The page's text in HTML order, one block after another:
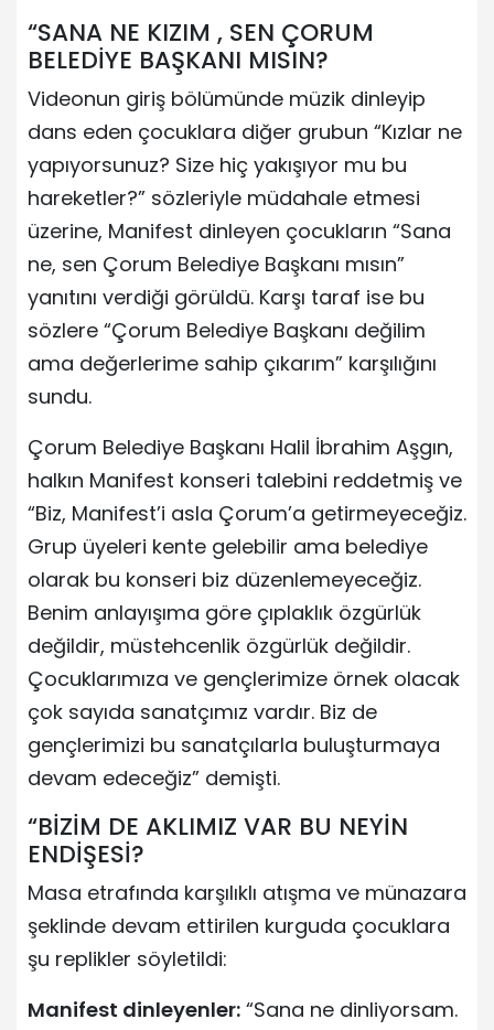
“SANA NE KIZIM , SEN ÇORUM
BELEDİYE BAŞKANI MISIN?
Videonun giriş bölümünde müzik dinleyip
dans eden çocuklara diğer grubun “Kızlar ne
yapıyorsunuz? Size hiç yakışıyor mu bu
hareketler?” sözleriyle müdahale etmesi
üzerine, Manifest dinleyen çocukların “Sana
ne, sen Çorum Belediye Başkanı mısın”
yanıtını verdiği görüldü. Karşı taraf ise bu
sözlere “Çorum Belediye Başkanı değilim
ama değerlerime sahip çıkarım” karşılığını
sundu.
Çorum Belediye Başkanı Halil İbrahim Aşgın,
halkın Manifest konseri talebini reddetmiş ve
“Biz, Manifest’i asla Çorum’a getirmeyeceğiz.
Grup üyeleri kente gelebilir ama belediye
olarak bu konseri biz düzenlemeyeceğiz.
Benim anlayışıma göre çıplaklık özgürlük
değildir, müstehcenlik özgürlük değildir.
Çocuklarımıza ve gençlerimize örnek olacak
çok sayıda sanatçımız vardır. Biz de
gençlerimizi bu sanatçılarla buluşturmaya
devam edeceğiz” demişti.
“BİZİM DE AKLIMIZ VAR BU NEYİN
ENDİŞESİ?
Masa etrafında karşılıklı atışma ve münazara
şeklinde devam ettirilen kurguda çocuklara
şu replikler söyletildi:
Manifest dinleyenler: “Sana ne dinliyorsam.